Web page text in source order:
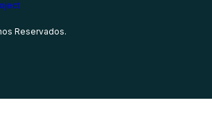
Reservados.